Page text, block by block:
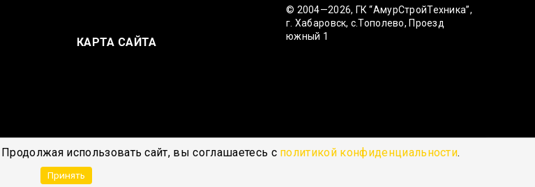
использовать сайт, вы соглашаетесь с политикой конфиденциальности.
Принять
КАРТА САЙТА
© 2004—2026, ГК “АмурСтройТехника”,
г. Хабаровск, с.Тополево, Проезд
южный 1